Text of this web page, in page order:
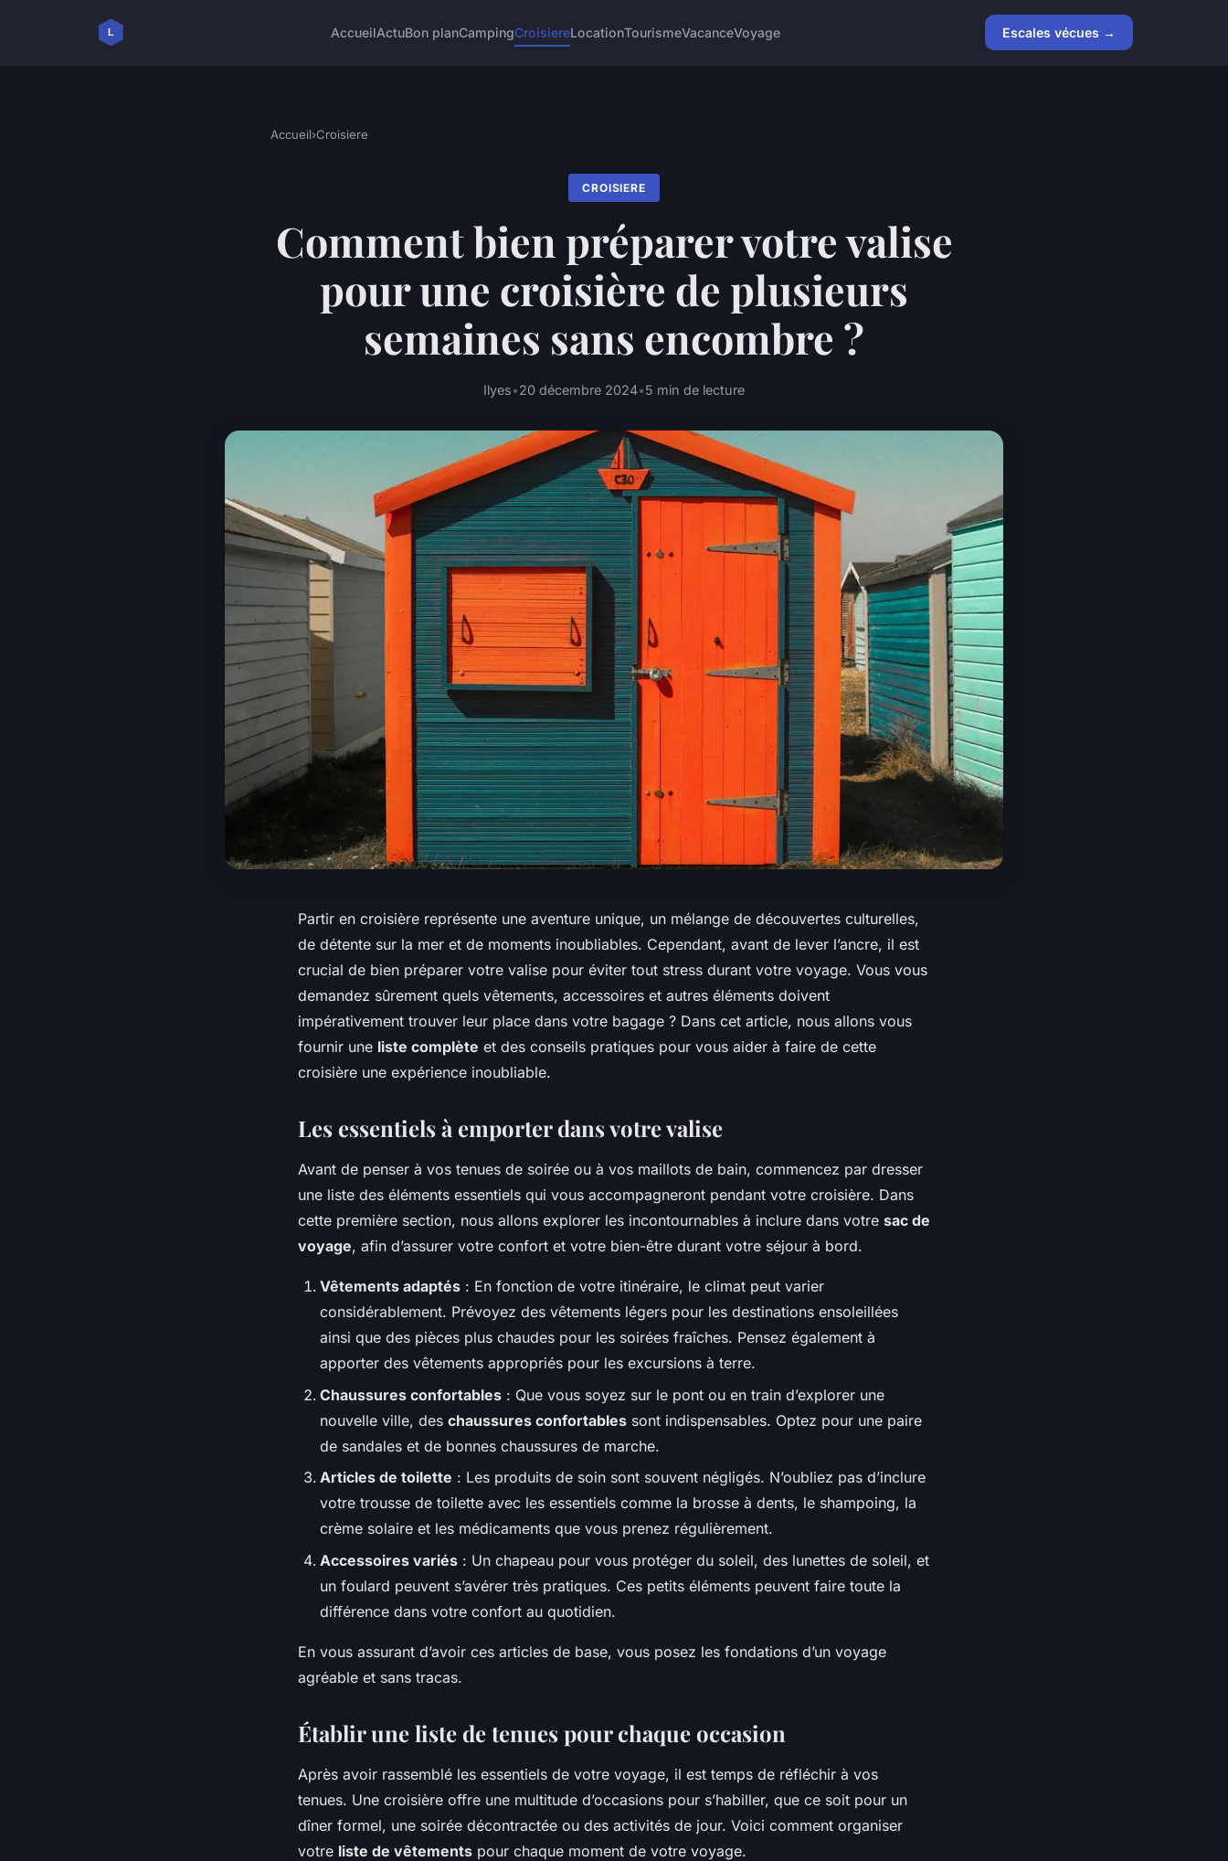
AccueilActuBon planCampingCroisiereLocationTourismeVacanceVoyage Escales vécues →
Accueil›Croisiere
CROISIERE
Comment bien préparer votre valise
pour une croisière de plusieurs
semaines sans encombre ?
Ilyes•20 décembre 2024•5 min de lecture
Partir en croisière représente une aventure unique, un mélange de découvertes culturelles,
de détente sur la mer et de moments inoubliables. Cependant, avant de lever l’ancre, il est
crucial de bien préparer votre valise pour éviter tout stress durant votre voyage. Vous vous
demandez sûrement quels vêtements, accessoires et autres éléments doivent
impérativement trouver leur place dans votre bagage ? Dans cet article, nous allons vous
fournir une liste complète et des conseils pratiques pour vous aider à faire de cette
croisière une expérience inoubliable.
Les essentiels à emporter dans votre valise
Avant de penser à vos tenues de soirée ou à vos maillots de bain, commencez par dresser
une liste des éléments essentiels qui vous accompagneront pendant votre croisière. Dans
cette première section, nous allons explorer les incontournables à inclure dans votre sac de
voyage, afin d’assurer votre confort et votre bien-être durant votre séjour à bord.
Vêtements adaptés : En fonction de votre itinéraire, le climat peut varier
considérablement. Prévoyez des vêtements légers pour les destinations ensoleillées
ainsi que des pièces plus chaudes pour les soirées fraîches. Pensez également à
apporter des vêtements appropriés pour les excursions à terre.
Chaussures confortables : Que vous soyez sur le pont ou en train d’explorer une
nouvelle ville, des chaussures confortables sont indispensables. Optez pour une paire
de sandales et de bonnes chaussures de marche.
Articles de toilette : Les produits de soin sont souvent négligés. N’oubliez pas d’inclure
votre trousse de toilette avec les essentiels comme la brosse à dents, le shampoing, la
crème solaire et les médicaments que vous prenez régulièrement.
Accessoires variés : Un chapeau pour vous protéger du soleil, des lunettes de soleil, et
un foulard peuvent s’avérer très pratiques. Ces petits éléments peuvent faire toute la
différence dans votre confort au quotidien.
En vous assurant d’avoir ces articles de base, vous posez les fondations d’un voyage
agréable et sans tracas.
Établir une liste de tenues pour chaque occasion
Après avoir rassemblé les essentiels de votre voyage, il est temps de réfléchir à vos
tenues. Une croisière offre une multitude d’occasions pour s’habiller, que ce soit pour un
dîner formel, une soirée décontractée ou des activités de jour. Voici comment organiser
votre liste de vêtements pour chaque moment de votre voyage.